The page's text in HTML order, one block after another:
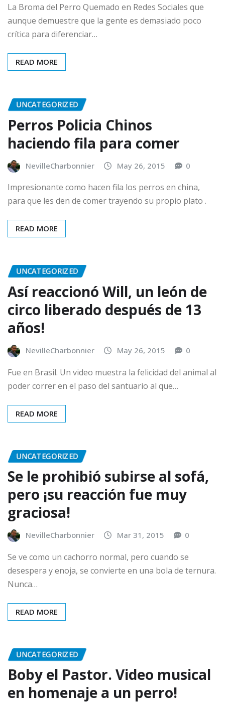
La Broma del Perro Quemado en Redes Sociales que
aunque demuestre que la gente es demasiado poco
crítica para diferenciar…
READ MORE
UNCATEGORIZED
Perros Policia Chinos
haciendo fila para comer
NevilleCharbonnier May 26, 2015 0
Impresionante como hacen fila los perros en china,
para que les den de comer trayendo su propio plato .
READ MORE
UNCATEGORIZED
Así reaccionó Will, un león de
circo liberado después de 13
años!
NevilleCharbonnier May 26, 2015 0
Fue en Brasil. Un video muestra la felicidad del animal al
poder correr en el paso del santuario al que…
READ MORE
UNCATEGORIZED
Se le prohibió subirse al sofá,
pero ¡su reacción fue muy
graciosa!
NevilleCharbonnier Mar 31, 2015 0
Se ve como un cachorro normal, pero cuando se
desespera y enoja, se convierte en una bola de ternura.
Nunca…
READ MORE
UNCATEGORIZED
Boby el Pastor. Video musical
en homenaje a un perro!